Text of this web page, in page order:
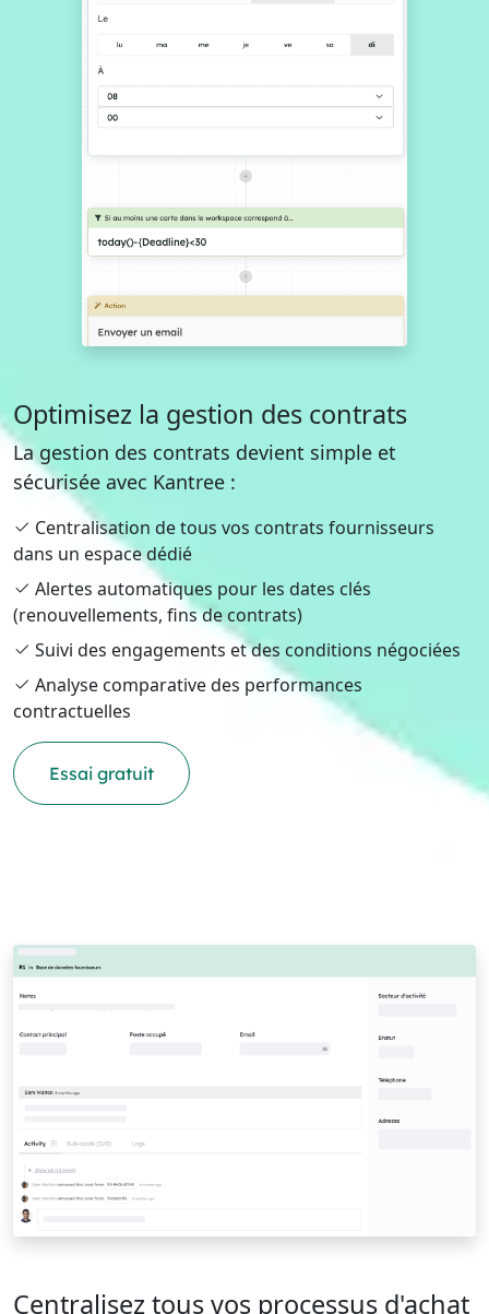
Optimisez la gestion des contrats
La gestion des contrats devient simple et
sécurisée avec Kantree :
Centralisation de tous vos contrats fournisseurs
dans un espace dédié
Alertes automatiques pour les dates clés
(renouvellements, fins de contrats)
Suivi des engagements et des conditions négociées
Analyse comparative des performances
contractuelles
Essai gratuit
Centralisez tous vos processus d'achat